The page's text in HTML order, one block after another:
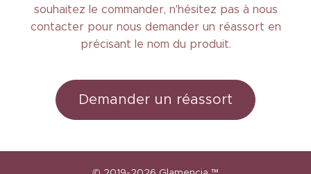
souhaitez le commander, n'hésitez pas à nous
contacter pour nous demander un réassort en
précisant le nom du produit.
Demander un réassort